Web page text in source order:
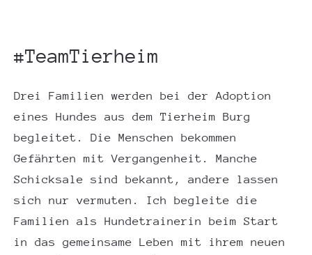
#TeamTierheim
Drei Familien werden bei der Adoption
eines Hundes aus dem Tierheim Burg
begleitet. Die Menschen bekommen
Gefährten mit Vergangenheit. Manche
Schicksale sind bekannt, andere lassen
sich nur vermuten. Ich begleite die
Familien als Hundetrainerin beim Start
in das gemeinsame Leben mit ihrem neuen